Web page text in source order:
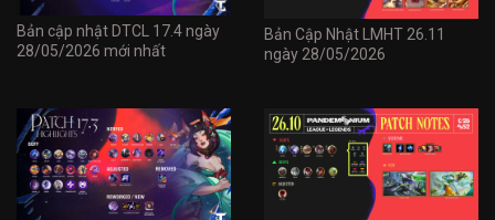
Bản cập nhật DTCL 17.4 ngày
28/05/2026 mới nhất
Bản Cập Nhật LMHT 26.11
ngày 28/05/2026